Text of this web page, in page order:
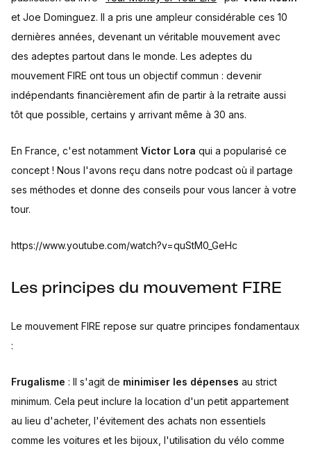
et Joe Dominguez. Il a pris une ampleur considérable ces 10
dernières années, devenant un véritable mouvement avec
des adeptes partout dans le monde. Les adeptes du
mouvement FIRE ont tous un objectif commun : devenir
indépendants financièrement afin de partir à la retraite aussi
tôt que possible, certains y arrivant même à 30 ans.
En France, c'est notamment Victor Lora qui a popularisé ce
concept ! Nous l'avons reçu dans notre podcast où il partage
ses méthodes et donne des conseils pour vous lancer à votre
tour.
https://www.youtube.com/watch?v=quStM0_GeHc
Les principes du mouvement FIRE
Le mouvement FIRE repose sur quatre principes fondamentaux
:
Frugalisme : Il s'agit de minimiser les dépenses au strict
minimum. Cela peut inclure la location d'un petit appartement
au lieu d'acheter, l'évitement des achats non essentiels
comme les voitures et les bijoux, l'utilisation du vélo comme